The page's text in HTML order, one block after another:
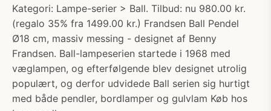
Kategori: Lampe-serier > Ball. Tilbud: nu 980.00 kr.
(regalo 35% fra 1499.00 kr.) Frandsen Ball Pendel
Ø18 cm, massiv messing - designet af Benny
Frandsen. Ball-lampeserien startede i 1968 med
væglampen, og efterfølgende blev designet utrolig
populært, og derfor udvidede Ball serien sig hurtigt
med både pendler, bordlamper og gulvlam Køb hos